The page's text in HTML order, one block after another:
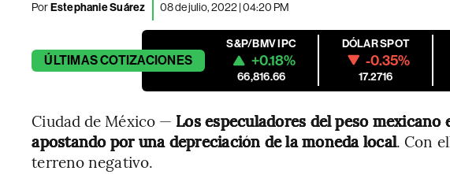
PorEstephanie Suárez 08 de julio, 2022 | 04:20 PM
ÚLTIMASCOTIZACIONES
S&P/BMV IPC
+0.18%
66,816.66
DÓLAR SPOT
-0.35%
17.2716
Ciudad de México — Los especuladores del peso
apostando por una depreciación de la moneda local. Con
terreno negativo.